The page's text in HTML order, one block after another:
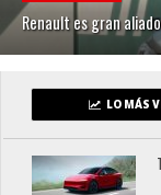
Renault es gran
LO MÁS